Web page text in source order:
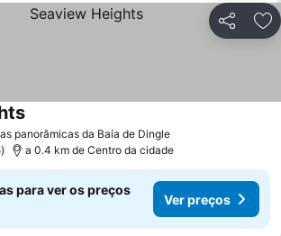
Partilhar
panorâmicas da Baía de Dingle
a 0.4 km de Centro da cidade
para ver os preços
Ver preços